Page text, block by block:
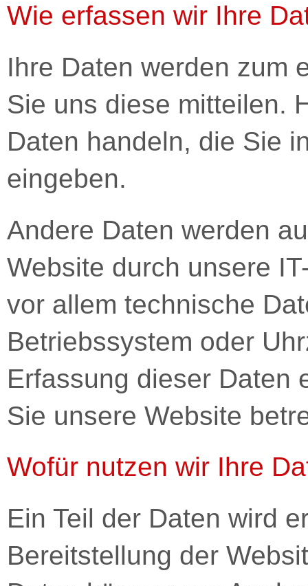
Wie erfassen wir Ihre
Ihre Daten werden zum
Sie uns diese mitteilen.
Daten handeln, die Sie
eingeben.
Andere Daten werden
Website durch unsere
vor allem technische
Betriebssystem oder
Erfassung dieser Daten
Sie unsere Website
Wofür nutzen wir Ihre
Ein Teil der Daten wird
Bereitstellung der